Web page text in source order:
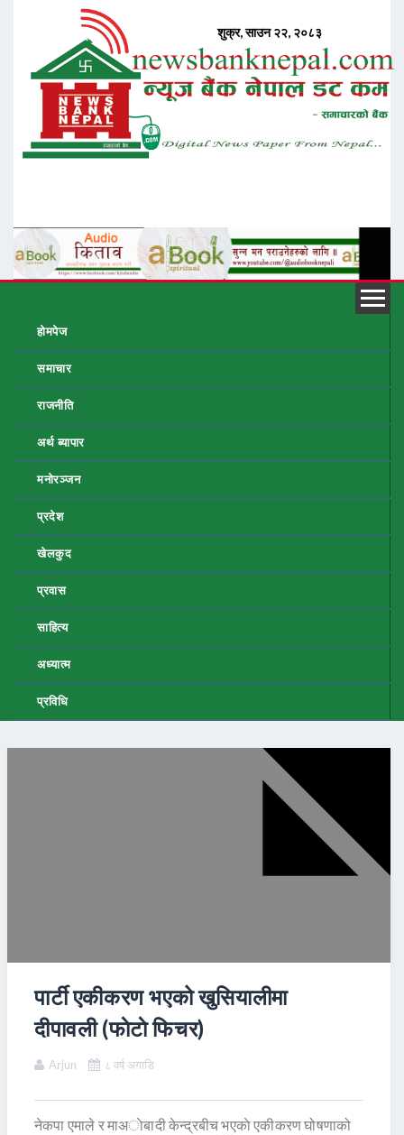
होमपेज
समाचार
राजनीति
अर्थ ब्यापार
मनोरञ्जन
प्रदेश
खेलकुद
प्रवास
साहित्य
अध्यात्म
प्रविधि
पार्टी एकीकरण भएको खुसियालीमा
दीपावली (फाेटाे फिचर)
Arjun ८ वर्ष अगाडि
नेकपा एमाले र माअाेबादी केन्द्रबीच भएकाे एकीकरण घोषणाको